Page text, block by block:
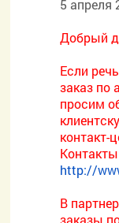
5 апреля
Добрый
Если
заказ по
просим
контакт-
http://
В
заказы